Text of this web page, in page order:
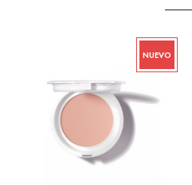
NUEVO